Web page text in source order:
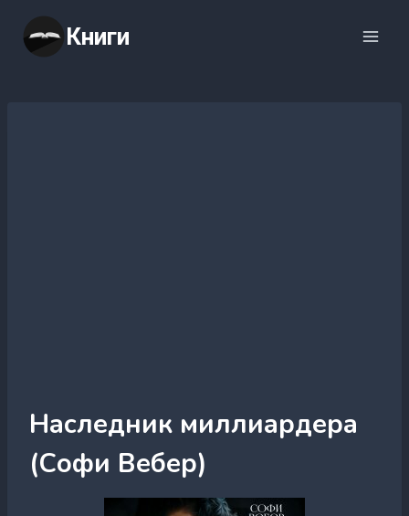
содержимому
Книги
Наследник миллиардера
(Софи Вебер)